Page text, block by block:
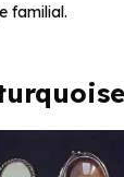
familial.